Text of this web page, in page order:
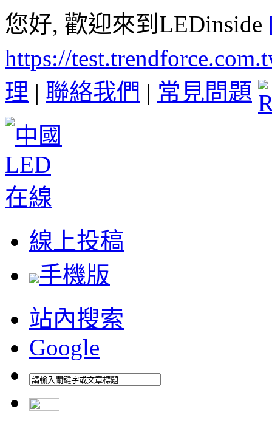
您好, 歡迎來到LEDinside
https://
理 | 聯絡我們 | 常見問題
線上投稿
手機版
站內搜索
Google